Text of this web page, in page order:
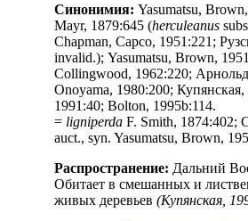
Синонимия: Yasumatsu,
Mayr, 1879:645 (herculeanus
Chapman, Capco, 1951:221;
invalid.); Yasumatsu, Brown,
Collingwood, 1962:220;
Onoyama, 1980:200;
1991:40; Bolton, 1995b:114.
= ligniperda F. Smith, 1874:402;
auct., syn. Yasumatsu, Brown,
Распространение: Дальний
Обитает в смешанных и
живых деревьев (Купянская,